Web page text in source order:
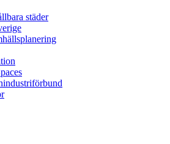
städer